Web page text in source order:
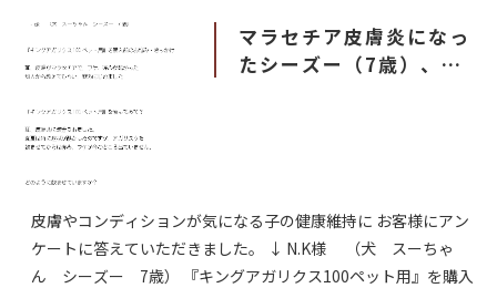
マラセチア皮膚炎になっ
たシーズー（7歳）、サ
皮膚やコンディションが気になる子の健康維持に お客様にアン
ケートに答えていただきました。 ↓ N.K様 （犬 スーちゃ
ん シーズー 7歳） 『キングアガリクス100ペット用』を購入